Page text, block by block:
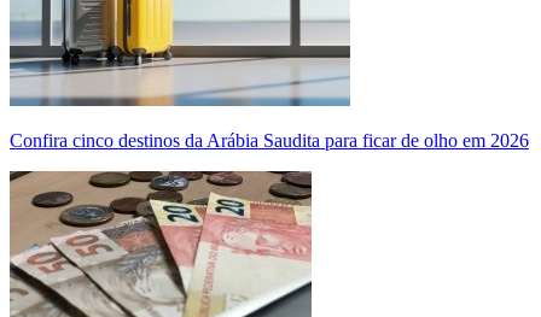
Confira cinco destinos da Arábia Saudita para ficar de olho em 2026